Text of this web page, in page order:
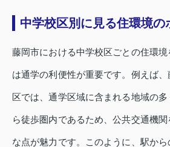
中学校区別に見る住環境の
藤岡市における中学校区ごとの住環
は通学の利便性が重要です。例えば
区では、通学区域に含まれる地域の
ら徒歩圏内であるため、公共交通機
な点が魅力です。このように、駅か